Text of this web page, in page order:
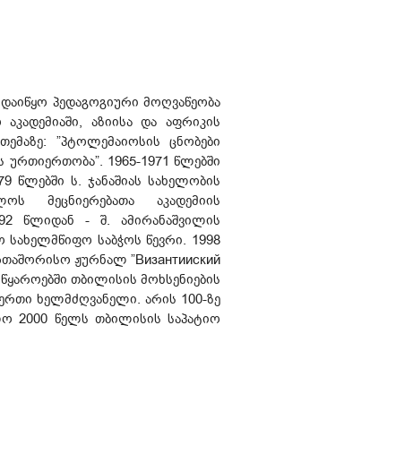
პედაგოგიური მოღვაწეობა
აზიისა და აფრიკის
”პტოლემაიოსის ცნობები
1965-1971 წლებში
წლებში ს. ჯანაშიას სახელობის
მეცნიერებათა აკადემიის
წლიდან - შ. ამირანაშვილის
საბჭოს წევრი. 1998
ჟურნალ ”Византииский
თბილისის მოხსენიების
ხელმძღვანელი. არის 100-ზე
2000 წელს თბილისის საპატიო